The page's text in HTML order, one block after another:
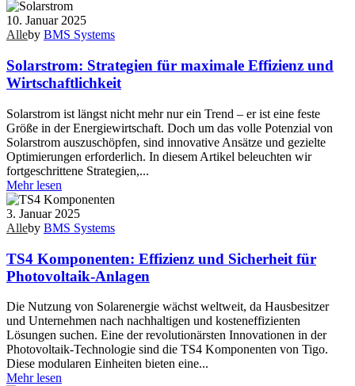
10. Januar 2025
Alleby BMS Systems
Solarstrom: Strategien für maximale Effizienz und
Wirtschaftlichkeit
Solarstrom ist längst nicht mehr nur ein Trend – er ist eine feste
Größe in der Energiewirtschaft. Doch um das volle Potenzial von
Solarstrom auszuschöpfen, sind innovative Ansätze und gezielte
Optimierungen erforderlich. In diesem Artikel beleuchten wir
fortgeschrittene Strategien,...
Mehr lesen
3. Januar 2025
Alleby BMS Systems
TS4 Komponenten: Effizienz und Sicherheit für
Photovoltaik-Anlagen
Die Nutzung von Solarenergie wächst weltweit, da Hausbesitzer
und Unternehmen nach nachhaltigen und kosteneffizienten
Lösungen suchen. Eine der revolutionärsten Innovationen in der
Photovoltaik-Technologie sind die TS4 Komponenten von Tigo.
Diese modularen Einheiten bieten eine...
Mehr lesen